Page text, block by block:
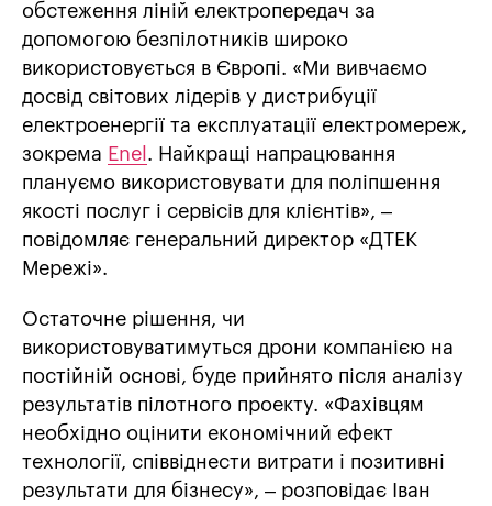
обстеження ліній електропередач за
допомогою безпілотників широко
використовується в Європі. «Ми вивчаємо
досвід світових лідерів у дистрибуції
електроенергії та експлуатації електромереж,
зокрема Enel . Найкращі напрацювання
плануємо використовувати для поліпшення
якості послуг і сервісів для клієнтів», –
повідомляє генеральний директор «ДТЕК
Мережі».
Остаточне рішення, чи
використовуватимуться дрони компанією на
постійній основі, буде прийнято після аналізу
результатів пілотного проекту. «Фахівцям
необхідно оцінити економічний ефект
технології, співвіднести витрати і позитивні
результати для бізнесу», – розповідає Іван